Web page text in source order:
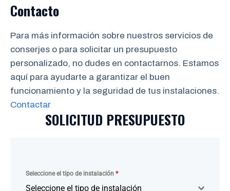
Contacto
Para más información sobre nuestros servicios de
conserjes o para solicitar un presupuesto
personalizado, no dudes en contactarnos. Estamos
aquí para ayudarte a garantizar el buen
funcionamiento y la seguridad de tus instalaciones.
Contactar
SOLICITUD PRESUPUESTO
Seleccione el tipo de instalación *
Seleccione el tipo de instalación